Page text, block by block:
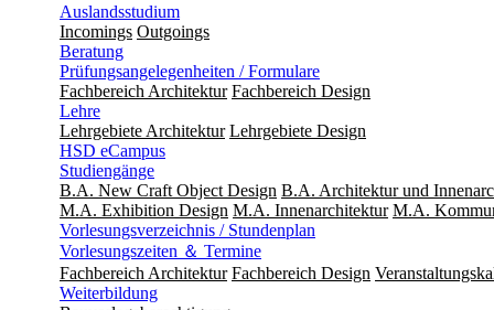
Auslandsstudium
Incomings Outgoings
Beratung
Prüfungsangelegenheiten / Formulare
Fachbereich Architektur Fachbereich Design
Lehre
Lehrgebiete Architektur Lehrgebiete Design
HSD eCampus
Studiengänge
B.A. New Craft Object Design B.A. Architektur und
M.A. Exhibition Design M.A. Innenarchitektur M.A.
Vorlesungsverzeichnis / Stundenplan
Vorlesungszeiten ＆ Termine
Fachbereich Architektur Fachbereich Design
Weiterbildung